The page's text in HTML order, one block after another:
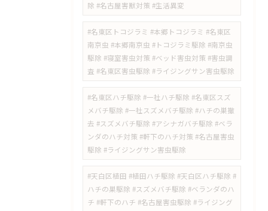
除 #名古屋害獣対策 #生活異変
#名東区トコジラミ #本郷トコジラミ #名東区
南京虫 #本郷南京虫 #トコジラミ駆除 #南京虫
駆除 #寝室害虫対策 #ベッド害虫対策 #害虫調
査 #名東区害虫駆除 #ライジングサン害虫駆除
#名東区ハチ駆除 #一社ハチ駆除 #名東区スズ
メバチ駆除 #一社スズメバチ駆除 #ハチの巣撤
去 #スズメバチ駆除 #アシナガバチ駆除 #ベラ
ンダのハチ対策 #軒下のハチ対策 #名古屋害虫
駆除 #ライジングサン害虫駆除
#天白区植田 #植田ハチ駆除 #天白区ハチ駆除 #
ハチの巣駆除 #スズメバチ駆除 #ベランダのハ
チ #軒下のハチ #名古屋害虫駆除 #ライジング